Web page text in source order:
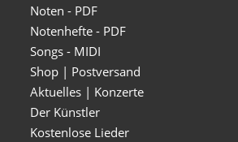
Noten - PDF
Notenhefte - PDF
Songs - MIDI
Shop | Postversand
Aktuelles | Konzerte
Der Künstler
Kostenlose Lieder